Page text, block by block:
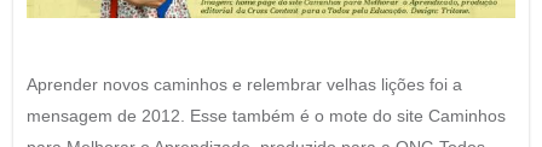
Aprender novos caminhos e relembrar velhas lições foi a
mensagem de 2012. Esse também é o mote do site Caminhos